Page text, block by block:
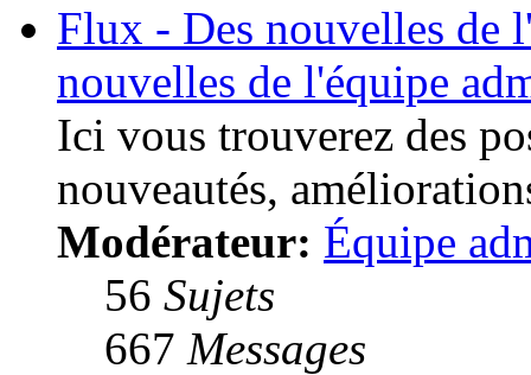
Flux - Des nouvelles de
nouvelles de l'équipe
Ici vous trouverez des
nouveautés,
Modérateur: Équipe
56 Sujets
667 Messages